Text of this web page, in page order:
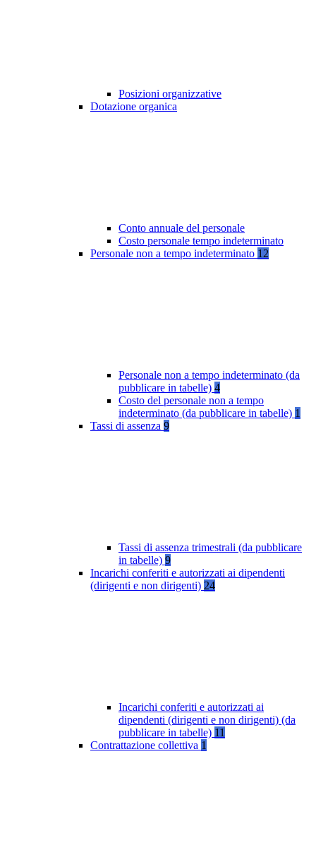
Posizioni organizzative
Dotazione organica
Conto annuale del personale
Costo personale tempo indeterminato
Personale non a tempo indeterminato 12
Personale non a tempo indeterminato (da
pubblicare in tabelle) 4
Costo del personale non a tempo
indeterminato (da pubblicare in tabelle) 1
Tassi di assenza 9
Tassi di assenza trimestrali (da pubblicare
in tabelle) 9
Incarichi conferiti e autorizzati ai dipendenti
(dirigenti e non dirigenti) 24
Incarichi conferiti e autorizzati ai
dipendenti (dirigenti e non dirigenti) (da
pubblicare in tabelle) 11
Contrattazione collettiva 1